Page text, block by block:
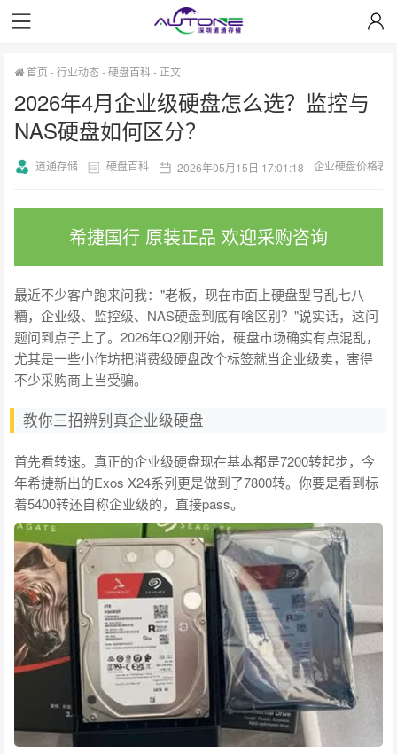
首页 -行业动态-硬盘百科- 正文
2026年4月企业级硬盘怎么选？监控与
NAS硬盘如何区分？
道通存储 硬盘百科 2026年05月15日 17:01:18 企业硬盘价格表
希捷国行 原装正品 欢迎采购咨询
最近不少客户跑来问我："老板，现在市面上硬盘型号乱七八
糟，企业级、监控级、NAS硬盘到底有啥区别？"说实话，这问
题问到点子上了。2026年Q2刚开始，硬盘市场确实有点混乱，
尤其是一些小作坊把消费级硬盘改个标签就当企业级卖，害得
不少采购商上当受骗。
教你三招辨别真企业级硬盘
首先看转速。真正的企业级硬盘现在基本都是7200转起步，今
年希捷新出的Exos X24系列更是做到了7800转。你要是看到标
着5400转还自称企业级的，直接pass。